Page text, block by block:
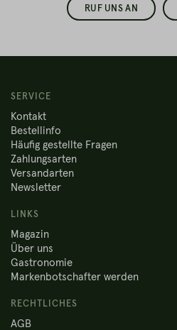
RUF UNS AN
SERVICE
Kontakt
Bestellinfo
Häufig gestellte Fragen
Zahlungsarten
Versandarten
Newsletter
LINKS
Magazin
Über uns
Gastronomie
Markenbotschafter werden
RECHTLICHES
AGB